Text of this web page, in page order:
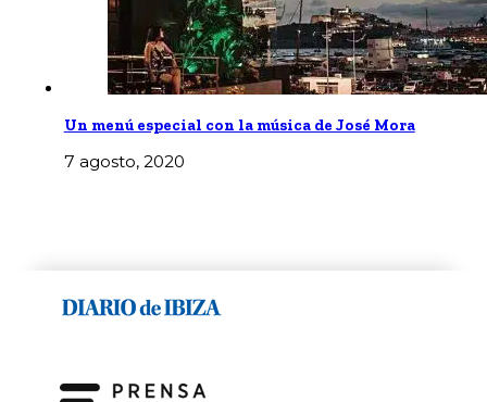
Un menú especial con la música de José Mora
7 agosto, 2020